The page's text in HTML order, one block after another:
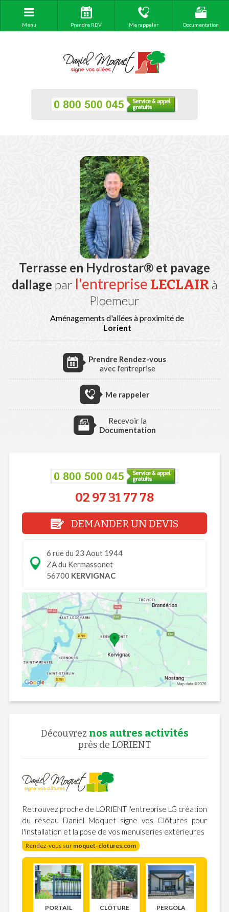
Menu Prendre RDV Me rappeler Documentation
Terrasse en Hydrostar® et pavage
dallage par l'entreprise LECLAIRà
Ploemeur
Aménagements d'allées à proximité de
Lorient
Prendre Rendez-vous
avec l'entreprise
Me rappeler
Recevoir la
Documentation
02 97 31 77 78
DEMANDER UN DEVIS
6 rue du 23 Aout 1944
ZA du Kermassonet
56700 KERVIGNAC
Découvrez nos autres activités
près de LORIENT
Retrouvez proche de LORIENT l'entreprise LG création
du réseau Daniel Moquet signe vos Clôtures pour
l'installation et la pose de vos menuiseries extérieures
Rendez-vous sur moquet-clotures.com
PORTAIL CLÔTURE PERGOLA